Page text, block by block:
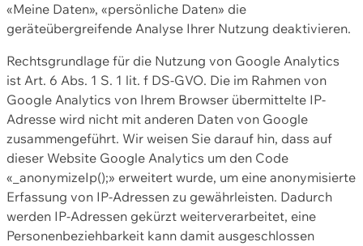
«Meine Daten», «persönliche Daten» die
geräteübergreifende Analyse Ihrer Nutzung deaktivieren.
Rechtsgrundlage für die Nutzung von Google Analytics
ist Art. 6 Abs. 1 S. 1 lit. f DS-GVO. Die im Rahmen von
Google Analytics von Ihrem Browser übermittelte IP-
Adresse wird nicht mit anderen Daten von Google
zusammengeführt. Wir weisen Sie darauf hin, dass auf
dieser Website Google Analytics um den Code
«_anonymizeIp();» erweitert wurde, um eine anonymisierte
Erfassung von IP-Adressen zu gewährleisten. Dadurch
werden IP-Adressen gekürzt weiterverarbeitet, eine
Personenbeziehbarkeit kann damit ausgeschlossen